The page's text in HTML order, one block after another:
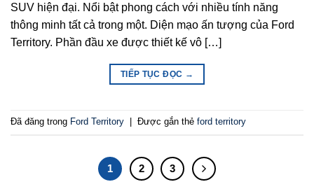
SUV hiện đại. Nổi bật phong cách với nhiều tính năng
thông minh tất cả trong một. Diện mạo ấn tượng của Ford
Territory. Phần đầu xe được thiết kế vô […]
TIẾP TỤC ĐỌC →
Đã đăng trong Ford Territory Được gắn thẻ ford territory
1 2 3